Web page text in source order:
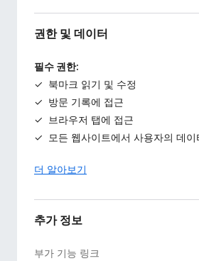
권한 및 데이터
필수 권한:
북마크 읽기 및 수정
방문 기록에 접근
브라우저 탭에 접근
모든 웹사이트에서 사용자의 데이
더 알아보기
추가 정보
부가 기능 링크